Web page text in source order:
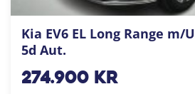
Kia EV6 EL Long Range m/
5d Aut.
274.900kr